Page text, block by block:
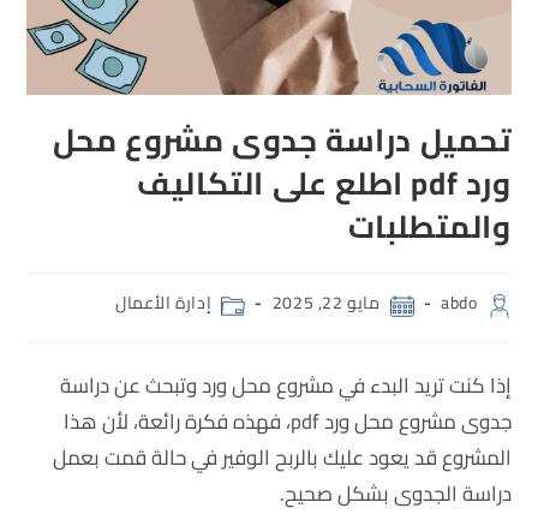
تحميل دراسة جدوى مشروع محل
ورد pdf اطلع على التكاليف
والمتطلبات
abdo مايو 22, 2025 إدارة الأعمال
إذا كنت تريد البدء في مشروع محل ورد وتبحث عن دراسة
جدوى مشروع محل ورد pdf، فهذه فكرة رائعة، لأن هذا
المشروع قد يعود عليك بالربح الوفير في حالة قمت بعمل
دراسة الجدوى بشكل صحيح.